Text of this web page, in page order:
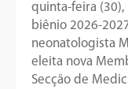
quinta-feira
biênio 2026-
neonatologista
eleita nova
Secção de